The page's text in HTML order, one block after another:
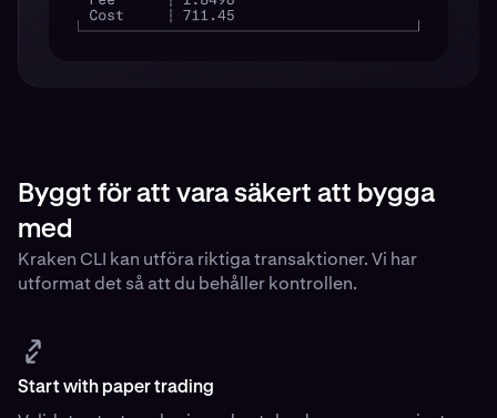
Byggt för att vara säkert att bygga
med
Kraken CLI kan utföra riktiga transaktioner. Vi har
utformat det så att du behåller kontrollen.
Start with paper trading